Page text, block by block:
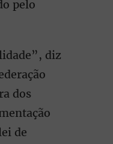
pelo
diz
dos
de